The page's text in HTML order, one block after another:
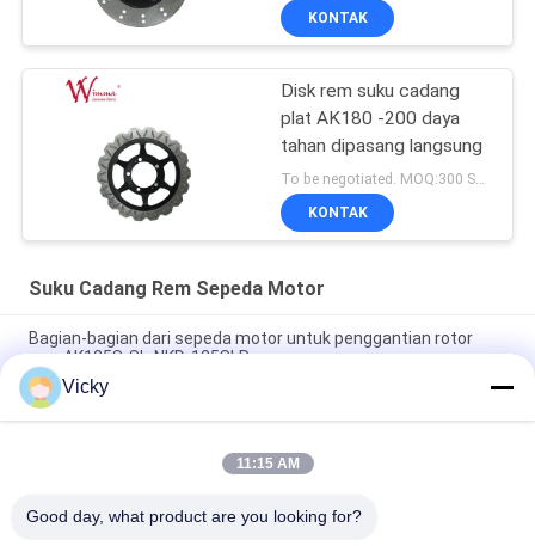
KONTAK
Disk rem suku cadang
plat AK180 -200 daya
tahan dipasang langsung
KONTAK
Suku Cadang Rem Sepeda Motor
Bagian-bagian dari sepeda motor untuk penggantian rotor
rem AK125S-SL-NKD-125SLR
Motor Brake Disc Pad Pulsar FZ16 Keramik Karbon Berkinerja
Tinggi
Bagian Sepeda Motor Brake Pad Shoe PULSAR150 Untuk
Vicky
11:15 AM
Good day, what product are you looking for?